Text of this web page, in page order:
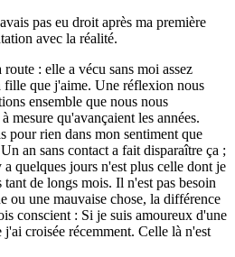
pas eu droit après ma première
avec la réalité.
: elle a vécu sans moi assez
fille que j'aime. Une réflexion nous
ensemble que nous nous
mesure qu'avançaient les années.
pour rien dans mon sentiment que
an sans contact a fait disparaître ça ;
quelques jours n'est plus celle dont je
de longs mois. Il n'est pas besoin
ou une mauvaise chose, la différence
conscient : Si je suis amoureux d'une
croisée récemment. Celle là n'est